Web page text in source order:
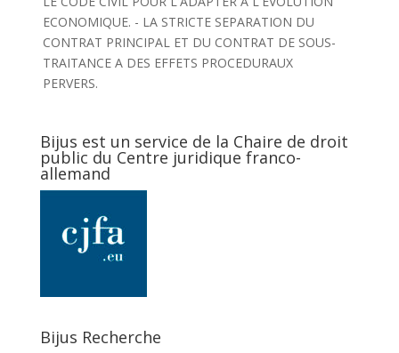
ECONOMIQUE. - LA STRICTE SEPARATION DU
CONTRAT PRINCIPAL ET DU CONTRAT DE SOUS-
TRAITANCE A DES EFFETS PROCEDURAUX
PERVERS.
Bijus est un service de la Chaire de droit
public du Centre juridique franco-
allemand
Bijus Recherche